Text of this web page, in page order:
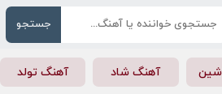
جستجو
آهنگ شاد آهنگ تولد